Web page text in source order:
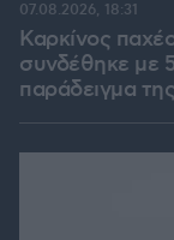
Καρκίνος
συνδέθηκε με
παράδειγμα
07.08.2026, 18:31